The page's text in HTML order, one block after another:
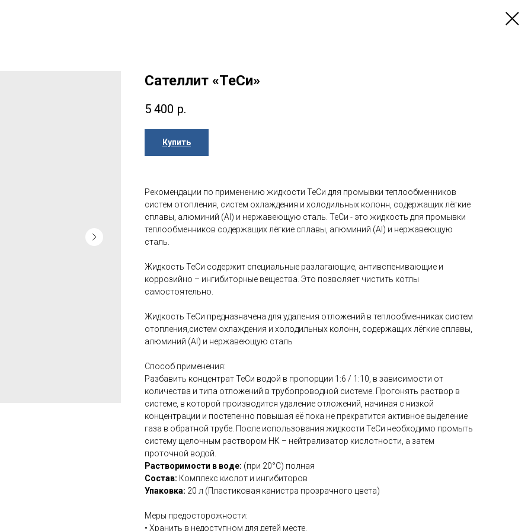
Сателлит «ТеСи»
5 400 р.
Купить
Рекомендации по применению жидкости ТеСи для промывки теплообменников
систем отопления, систем охлаждения и холодильных колонн, содержащих лёгкие
сплавы, алюминий (Al) и нержавеющую сталь. ТеСи - это жидкость для промывки
теплообменников содержащих лёгкие сплавы, алюминий (Al) и нержавеющую
сталь.
Жидкость ТеСи содержит специальные разлагающие, антивспенивающие и
коррозийно – ингибиторные вещества. Это позволяет чистить котлы
самостоятельно.
Жидкость ТеСи предназначена для удаления отложений в теплообменниках систем
отопления,систем охлаждения и холодильных колонн, содержащих лёгкие сплавы,
алюминий (Al) и нержавеющую сталь
Способ применения:
Разбавить концентрат ТеСи водой в пропорции 1:6 / 1:10, в зависимости от
количества и типа отложений в трубопроводной системе. Прогонять раствор в
системе, в которой производится удаление отложений, начиная с низкой
концентрации и постепенно повышая её пока не прекратится активное выделение
газа в обратной трубе. После использования жидкости ТеСи необходимо промыть
систему щелочным раствором НК – нейтрализатор кислотности, а затем
проточной водой.
Растворимости в воде: (при 20°C) полная
Состав: Комплекс кислот и ингибиторов
Упаковка: 20 л (Пластиковая канистра прозрачного цвета)
Меры предосторожности:
• Хранить в недоступном для детей месте.